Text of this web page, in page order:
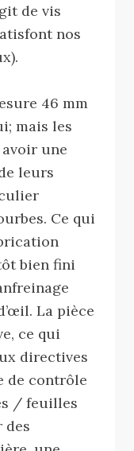
de vis
nos
46 mm
mais les
une
leurs
Ce qui
bien fini
La pièce
ce qui
directives
de contrôle
/ feuilles
des